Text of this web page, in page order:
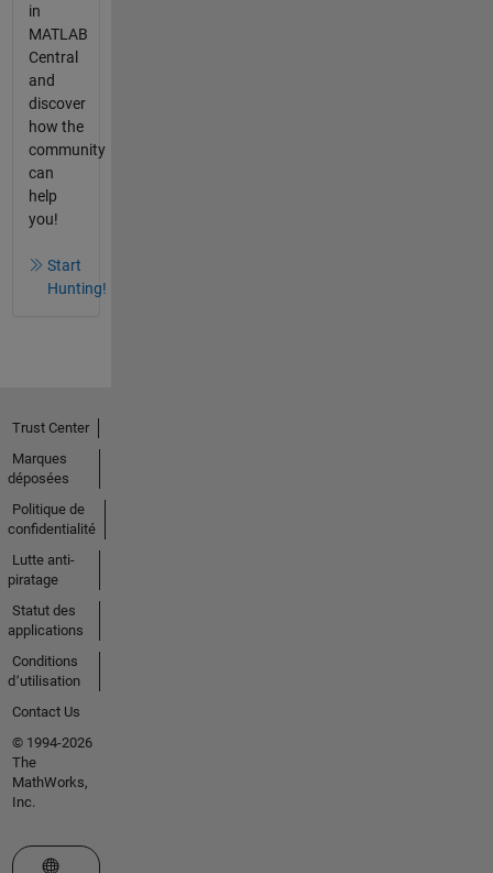
in
MATLAB
Central
and
discover
how the
community
can
help
you!
Start
Hunting!
Trust Center
Marques
déposées
Politique de
confidentialité
Lutte anti-
piratage
Statut des
applications
Conditions
d՚utilisation
Contact Us
© 1994-2026
The
MathWorks,
Inc.
Sélectionner un site web